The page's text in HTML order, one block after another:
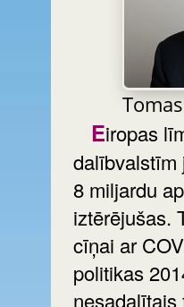
Eiropas līmenī Komisija ierosina, ka
dalībvalstīm
8 miljardu
iztērējušas.
cīņai ar
politikas